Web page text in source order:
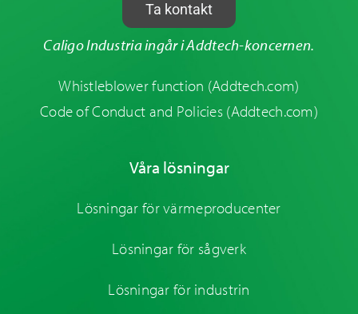
Ta kontakt
Caligo Industria ingår i Addtech-koncernen.
Whistleblower function (Addtech.com)
Code of Conduct and Policies (Addtech.com)
Våra lösningar
Lösningar för värmeproducenter
Lösningar för sågverk
Lösningar för industrin